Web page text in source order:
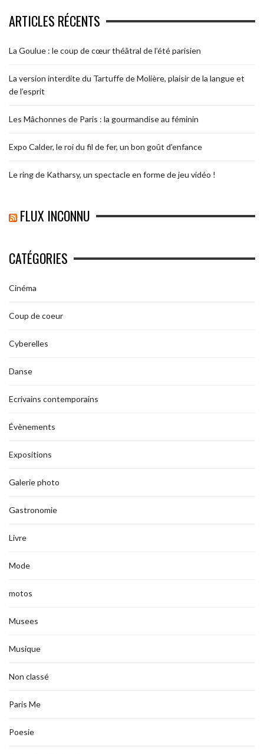
ARTICLES RÉCENTS
La Goulue : le coup de cœur théâtral de l’été parisien
La version interdite du Tartuffe de Molière, plaisir de la langue et
de l’esprit
Les Mâchonnes de Paris : la gourmandise au féminin
Expo Calder, le roi du fil de fer, un bon goût d’enfance
Le ring de Katharsy, un spectacle en forme de jeu vidéo !
FLUX INCONNU
CATÉGORIES
Cinéma
Coup de coeur
Cyberelles
Danse
Ecrivains contemporains
Évènements
Expositions
Galerie photo
Gastronomie
Livre
Mode
motos
Musees
Musique
Non classé
Paris Me
Poesie